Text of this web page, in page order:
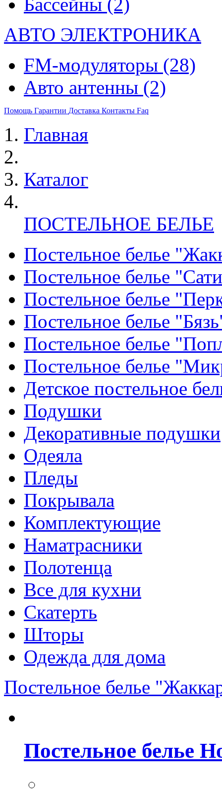
АВТО ЭЛЕКТРОНИКА
FM-модуляторы (28)
Авто антенны (2)
Помощь Гарантии Доставка Контакты Faq
Главная
Каталог
ПОСТЕЛЬНОЕ БЕЛЬЕ
Постельное белье
Постельное белье
Постельное белье
Постельное белье
Постельное белье
Постельное белье
Детское постельное
Подушки
Декоративные подушки
Одеяла
Пледы
Покрывала
Комплектующие
Наматрасники
Полотенца
Все для кухни
Скатерть
Шторы
Одежда для дома
Постельное белье
Постельное белье